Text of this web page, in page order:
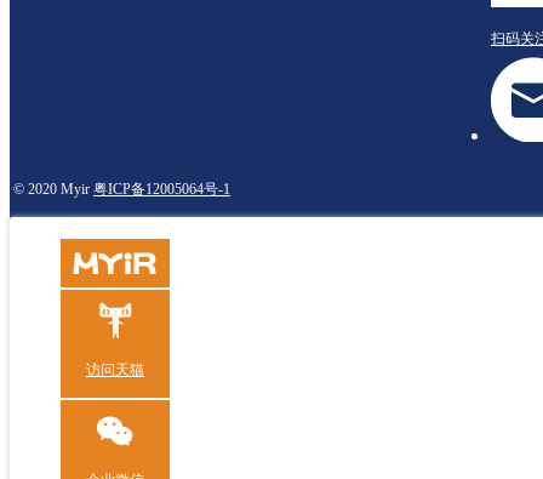
扫码关
© 2020 Myir 粤ICP备12005064号-1
访问天猫